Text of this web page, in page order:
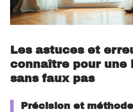
Les astuces et
connaître pour une
sans faux pas
Précision et